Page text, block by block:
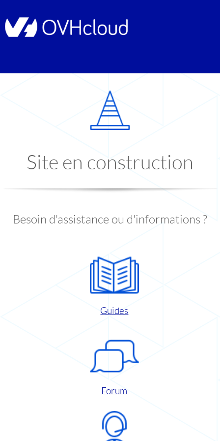
Site en construction
Besoin d'assistance ou d'informations ?
Guides
Forum